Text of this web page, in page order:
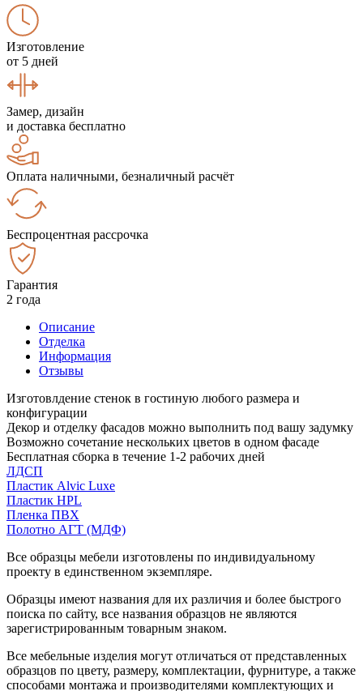
Изготовление
от 5 дней
Замер, дизайн
и доставка бесплатно
Оплата наличными, безналичный расчёт
Беспроцентная рассрочка
Гарантия
2 года
Описание
Отделка
Информация
Отзывы
Изготовлдение стенок в гостиную любого размера и
конфигурации
Декор и отделку фасадов можно выполнить под вашу задумку
Возможно сочетание нескольких цветов в одном фасаде
Бесплатная сборка в течение 1-2 рабочих дней
ЛДСП
Пластик Alvic Luxe
Пластик HPL
Пленка ПВХ
Полотно АГТ (МДФ)
Все образцы мебели изготовлены по индивидуальному
проекту в единственном экземпляре.
Образцы имеют названия для их различия и более быстрого
поиска по сайту, все названия образцов не являются
зарегистрированным товарным знаком.
Все мебельные изделия могут отличаться от представленных
образцов по цвету, размеру, комплектации, фурнитуре, а также
способами монтажа и производителями комплектующих и